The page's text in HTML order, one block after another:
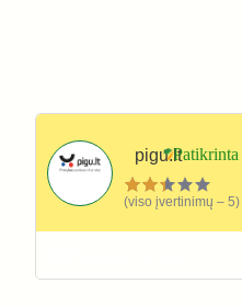
pigu.lt
(viso įvertinimų – 5)